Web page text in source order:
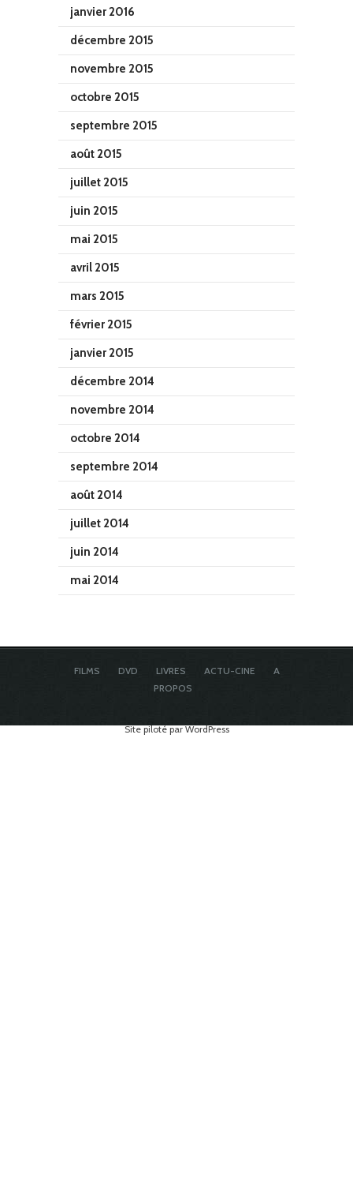
janvier 2016
décembre 2015
novembre 2015
octobre 2015
septembre 2015
août 2015
juillet 2015
juin 2015
mai 2015
avril 2015
mars 2015
février 2015
janvier 2015
décembre 2014
novembre 2014
octobre 2014
septembre 2014
août 2014
juillet 2014
juin 2014
mai 2014
FILMS DVD LIVRES ACTU-CINE
A
PROPOS
Site piloté par WordPress